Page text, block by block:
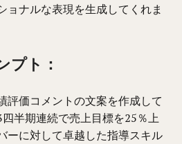
ョナルな表現を生成してくれま
プト：
評価コメントの文案を作成して
半期連続で売上目標を25％上
ーに対して卓越した指導スキル